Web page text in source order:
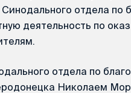
отдела по
деятельность по
отдела по
Николаем